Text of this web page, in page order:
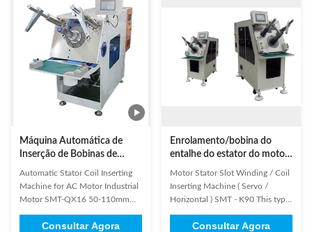
motor. It is controlled by HMI,
and machine can diagnose
breakdown ...
Motor Coil Inserting Machine
Quick Tooling Change Winding
Máquina Automática de
Inserção de Bobinas de
Estator com OD de Estator
de Φ160mm e Troca Rápida
Automatic Stator Coil Inserting
Machine for AC Motor Industrial
Motor SMT-QX16 50-110mm
to developing and producing
Consultar Agora
Enrolamento/bobina do
entalhe do estator do motor
que introduz a máquina
(servo/horizontais)
Motor Stator Slot Winding / Coil
Inserting Machine ( Servo /
Horizontal ) SMT - K90 This type
can insert coil and wedge or coil
Consultar Agora